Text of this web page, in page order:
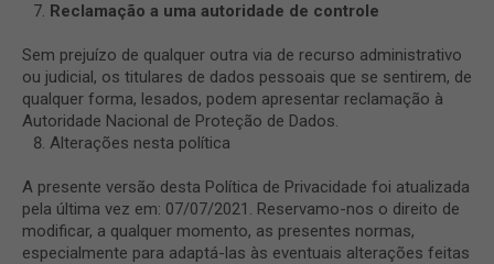
Reclamação a uma autoridade de controle
Sem prejuízo de qualquer outra via de recurso administrativo
ou judicial, os titulares de dados pessoais que se sentirem, de
qualquer forma, lesados, podem apresentar reclamação à
Autoridade Nacional de Proteção de Dados.
Alterações nesta política
A presente versão desta Política de Privacidade foi atualizada
pela última vez em: 07/07/2021. Reservamo-nos o direito de
modificar, a qualquer momento, as presentes normas,
especialmente para adaptá-las às eventuais alterações feitas